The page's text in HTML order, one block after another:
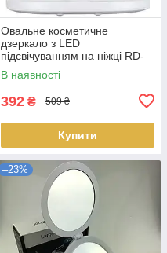
Овальне косметичне
дзеркало з LED
підсвічуванням на ніжці RD-
89 Настільне дзеркало для
макіяжу LS-012968
В наявності
392 ₴ 509 ₴
Купити
–23%